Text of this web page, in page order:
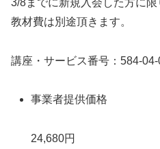
教材費は別途頂きます。
講座・サービス番号：584-
事業者提供価格
24,680円